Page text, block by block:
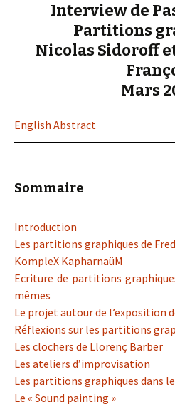
Interview de
Partitions
Nicolas Sidoroff
Mars
English Abstract
Sommaire
Introduction
Les partitions graphiques de
KompleX KapharnaüM
Ecriture de partitions
mêmes
Le projet autour de l’exposition
Réflexions sur les partitions
Les clochers de Llorenç Barber
Les ateliers d’improvisation
Les partitions graphiques dans
Le « Sound painting »